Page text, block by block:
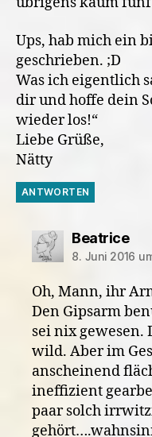
Ups, hab mich ein
geschrieben. ;D
Was ich eigentlich
dir und hoffe dein
wieder los!“
Liebe Grüße,
Nätty
ANTWORTEN
Beatrice
8. Juni 2016
Oh, Mann, ihr
Den Gipsarm
sei nix gewesen.
wild. Aber im
anscheinend
ineffizient
paar solch